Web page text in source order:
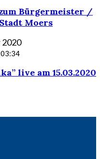
Bürgermeister /
Moers
2020
live am 15.03.2020